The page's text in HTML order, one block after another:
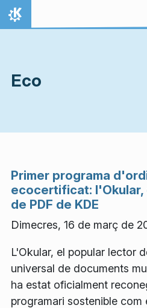
Salta al contingut
Inici
Eco
Primer programa
ecocertificat:
de PDF de KDE
Dimecres, 16 de març de
L'Okular, el popular lector
universal de documents
ha estat oficialment
programari sostenible com